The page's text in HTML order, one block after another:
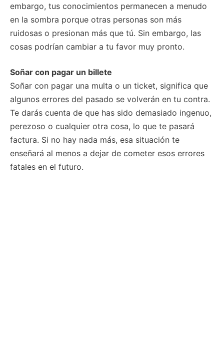
embargo, tus conocimientos permanecen a menudo
en la sombra porque otras personas son más
ruidosas o presionan más que tú. Sin embargo, las
cosas podrían cambiar a tu favor muy pronto.
Soñar con pagar un billete
Soñar con pagar una multa o un ticket, significa que
algunos errores del pasado se volverán en tu contra.
Te darás cuenta de que has sido demasiado ingenuo,
perezoso o cualquier otra cosa, lo que te pasará
factura. Si no hay nada más, esa situación te
enseñará al menos a dejar de cometer esos errores
fatales en el futuro.